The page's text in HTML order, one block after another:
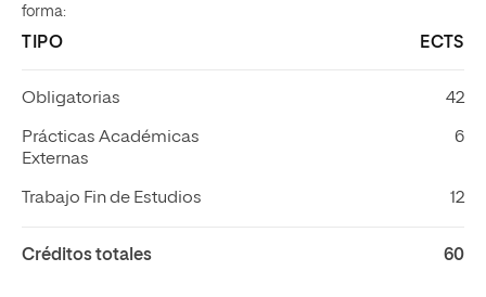
forma:
TIPO ECTS
Obligatorias 42
Prácticas Académicas
Externas
6
Trabajo Fin de Estudios 12
Créditos totales 60